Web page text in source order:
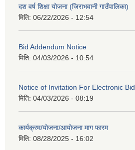
दश वर्ष शिक्षा योजना (जिराभवानी गाउँपालिका)
मिति: 06/22/2026 - 12:54
Bid Addendum Notice
मिति: 04/03/2026 - 10:54
Notice of Invitation For Electronic Bid
मिति: 04/03/2026 - 08:19
कार्यक्रम/योजना/आयोजना माग फारम
मिति: 08/28/2025 - 16:02